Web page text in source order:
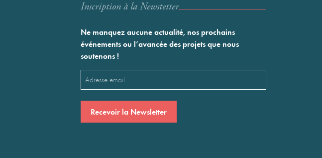
Inscription à la Newstetter
Ne manquez aucune actualité, nos prochains
événements ou l’avancée des projets que nous
soutenons !
Email
(Nécessaire)